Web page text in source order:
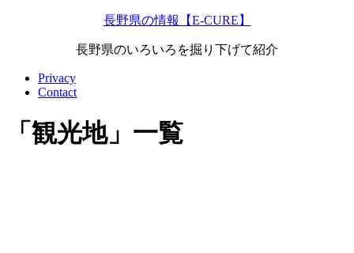
長野県の情報【E-CURE】
長野県のいろいろを掘り下げて紹介
Privacy
Contact
「 観光地」 一覧